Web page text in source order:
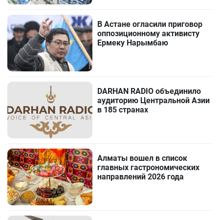
В Астане огласили приговор
оппозиционному активисту
Ермеку Нарымбаю
DARHAN RADIO объединило
аудиторию Центральной Азии
в 185 странах
Алматы вошел в список
главных гастрономических
направлений 2026 года